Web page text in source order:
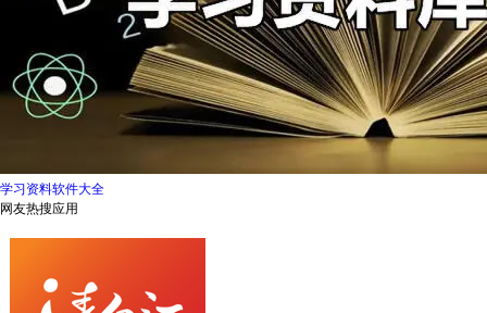
学习资料软件大全
网友热搜应用